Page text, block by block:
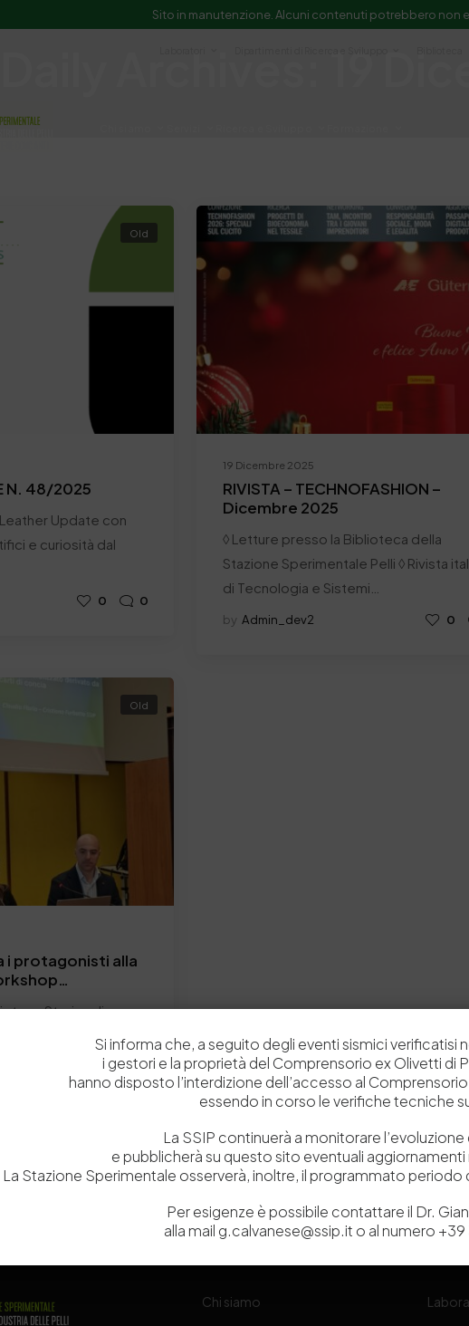
Sito in manutenzione. Alcuni contenuti potrebbero non
Old
N. 48/2025
Update con
e curiosità dal
0 0
19 Dicembre 2025
RIVISTA – TECHNOFASHION –
Dicembre 2025
◊ Letture presso la Biblioteca della
Stazione Sperimentale Pelli ◊ Rivista
di Tecnologia e Sistemi…
by Admin_dev2 0
Old
i protagonisti alla
Storica di
degli Studi di
0 0
Chi siamo
Si informa che, a seguito degli eventi sismici verificatisi
i gestori e la proprietà del Comprensorio ex Olivetti di
hanno disposto l’interdizione dell’accesso al
essendo in corso le verifiche tecniche
La SSIP continuerà a monitorare
e pubblicherà su questo sito eventuali
La Stazione Sperimentale osserverà, inoltre, il programmato periodo
Per esigenze è possibile contattare il Dr.
alla mail g.calvanese@ssip.it o al numero